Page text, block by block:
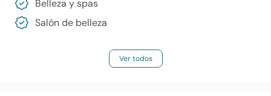
Belleza y spas
Salón de belleza
Ver todos